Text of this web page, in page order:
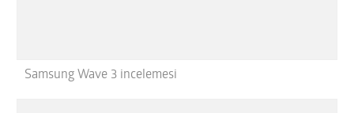
Samsung Wave 3 incelemesi